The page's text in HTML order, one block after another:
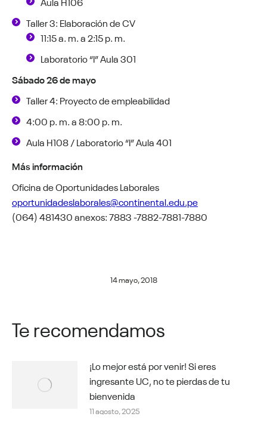
Taller 3: Elaboración de CV
11:15 a. m. a 2:15 p. m.
Laboratorio “I” Aula 301
Sábado 26 de mayo
Taller 4: Proyecto de empleabilidad
4:00 p. m. a 8:00 p. m.
Aula H108 / Laboratorio “I” Aula 401
Más información
Oficina de Oportunidades Laborales
oportunidadeslaborales@continental.edu.pe
(064) 481430 anexos: 7883 -7882-7881-7880
14 mayo, 2018
Te recomendamos
¡Lo mejor está por venir! Si eres
ingresante UC, no te pierdas de tu
bienvenida
11 agosto, 2025